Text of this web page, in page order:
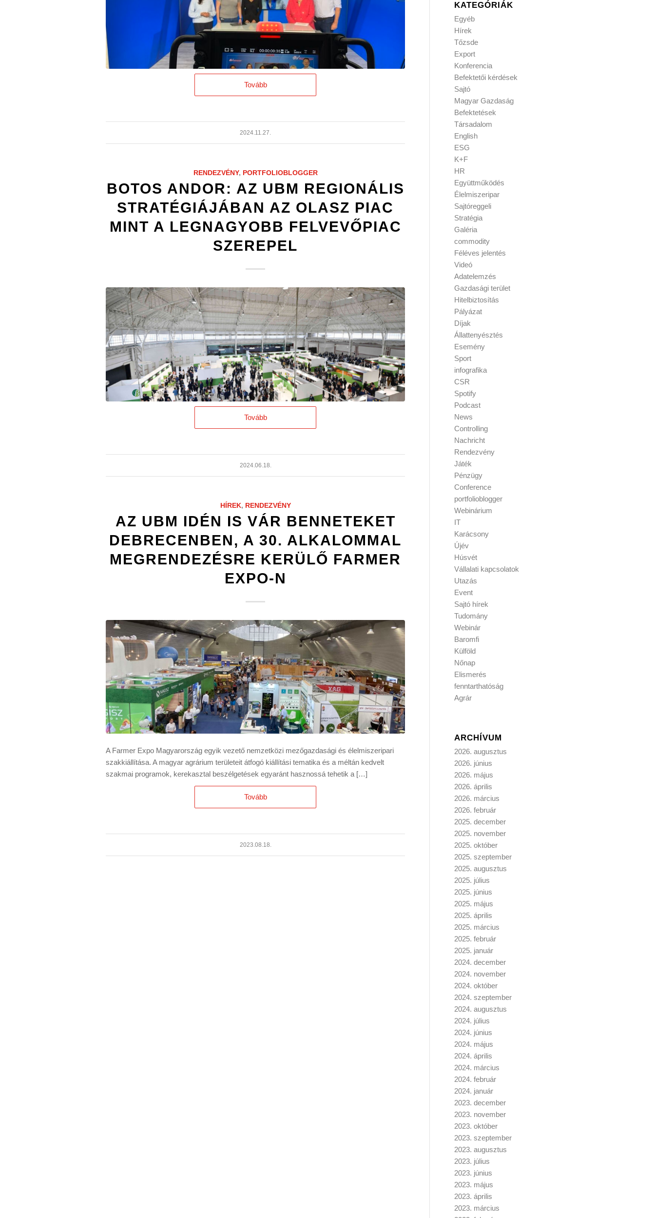
Tovább
2024.11.27.
RENDEZVÉNY, PORTFOLIOBLOGGER
BOTOS ANDOR: AZ UBM REGIONÁLIS
STRATÉGIÁJÁBAN AZ OLASZ PIAC
MINT A LEGNAGYOBB FELVEVŐPIAC
SZEREPEL
Tovább
2024.06.18.
HÍREK, RENDEZVÉNY
AZ UBM IDÉN IS VÁR BENNETEKET
DEBRECENBEN, A 30. ALKALOMMAL
MEGRENDEZÉSRE KERÜLŐ FARMER
EXPO-N
A Farmer Expo Magyarország egyik vezető nemzetközi mezőgazdasági és élelmiszeripari
szakkiállítása. A magyar agrárium területeit átfogó kiállítási tematika és a méltán kedvelt
szakmai programok, kerekasztal beszélgetések egyaránt hasznossá tehetik a […]
Tovább
2023.08.18.
KATEGÓRIÁK
Egyéb
Hírek
Tőzsde
Export
Konferencia
Befektetői kérdések
Sajtó
Magyar Gazdaság
Befektetések
Társadalom
English
ESG
K+F
HR
Együttműködés
Élelmiszeripar
Sajtóreggeli
Stratégia
Galéria
commodity
Féléves jelentés
Videó
Adatelemzés
Gazdasági terület
Hitelbiztosítás
Pályázat
Díjak
Állattenyésztés
Esemény
Sport
infografika
CSR
Spotify
Podcast
News
Controlling
Nachricht
Rendezvény
Játék
Pénzügy
Conference
portfolioblogger
Webinárium
IT
Karácsony
Újév
Húsvét
Vállalati kapcsolatok
Utazás
Event
Sajtó hírek
Tudomány
Webinár
Baromfi
Külföld
Nőnap
Elismerés
fenntarthatóság
Agrár
ARCHÍVUM
2026. augusztus
2026. június
2026. május
2026. április
2026. március
2026. február
2025. december
2025. november
2025. október
2025. szeptember
2025. augusztus
2025. július
2025. június
2025. május
2025. április
2025. március
2025. február
2025. január
2024. december
2024. november
2024. október
2024. szeptember
2024. augusztus
2024. július
2024. június
2024. május
2024. április
2024. március
2024. február
2024. január
2023. december
2023. november
2023. október
2023. szeptember
2023. augusztus
2023. július
2023. június
2023. május
2023. április
2023. március